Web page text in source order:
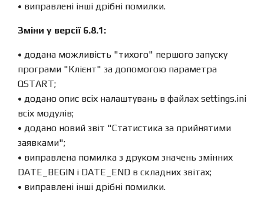
• виправлені інші дрібні помилки.
Зміни у версії 6.8.1:
• додана можливість "тихого" першого запуску
програми "Клієнт" за допомогою параметра
QSTART;
• додано опис всіх налаштувань в файлах settings.ini
всіх модулів;
• додано новий звіт "Статистика за прийнятими
заявками";
• виправлена ​​помилка з друком значень змінних
DATE_BEGIN і DATE_END в складних звітах;
• виправлені інші дрібні помилки.